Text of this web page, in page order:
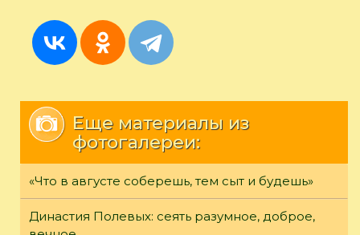
Еще материалы из
фотогалереи:
«Что в августе соберешь, тем сыт и будешь»
Династия Полевых: сеять разумное, доброе,